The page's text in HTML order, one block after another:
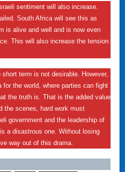
sentiment will also increase.
South Africa will see this as
is alive and well and is now even
This will also increase the tension
term is not desirable. However,
the world, where parties can fight
the truth is. That is the added value
the scenes, hard work must
government and the leadership of
a disastrous one. Without losing
way out of this drama.